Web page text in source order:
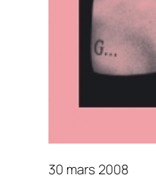
30 mars 2008